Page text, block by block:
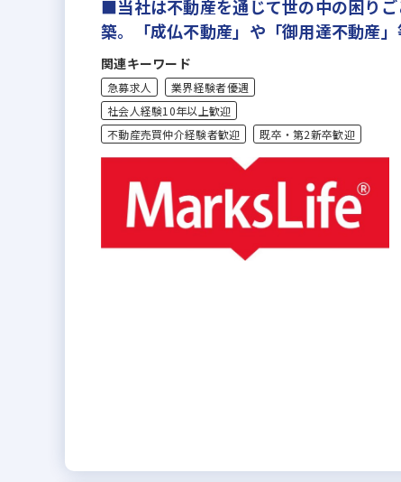
■当社は不動産を通じて世の中の困り
築。「成仏不動産」や「御用達不動産
関連キーワード
急募求人
業界経験者優遇
社会人経験10年以上歓迎
不動産売買仲介経験者歓迎
既卒・第2新卒歓迎